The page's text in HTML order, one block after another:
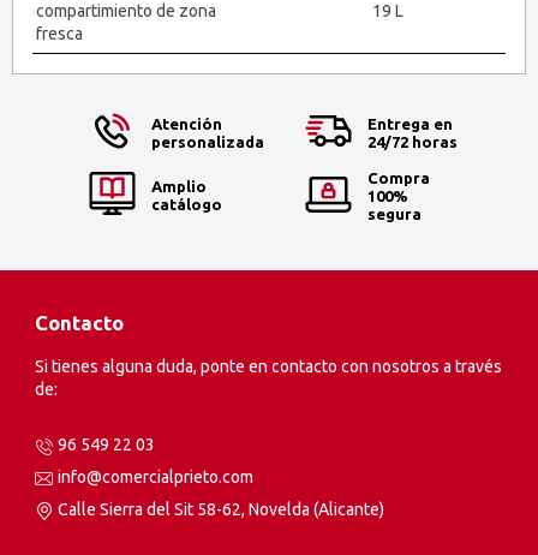
compartimiento de zona
fresca
19 L
Atención
personalizada
Entrega en
24/72 horas
Amplio
catálogo
Compra
100%
segura
Contacto
Si tienes alguna duda, ponte en contacto con nosotros a través
de:
96 549 22 03
info@comercialprieto.com
Calle Sierra del Sit 58-62, Novelda (Alicante)